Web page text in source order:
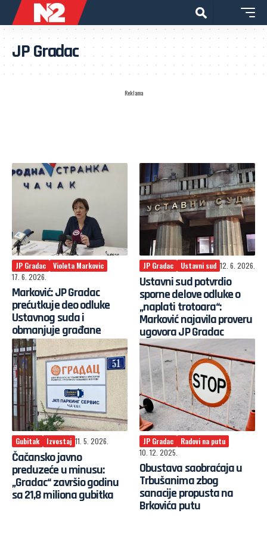
JP Gradac
Reklama
JP Gradac
Violeta Markovic
17. 6. 2026.
Marković: JP Gradac
prećutkuje deo odluke
Ustavnog suda i
obmanjuje građane
JP Gradac Ustavni sud 12. 6. 2026.
Ustavni sud potvrdio
sporne delove odluke o
„naplati trotoara“:
Marković najavila proveru
ugovora JP Gradac
Gubitak Izvestaj 11. 5. 2026.
Čačansko javno
preduzeće u minusu:
„Gradac“ završio godinu
sa 21,8 miliona gubitka
JP Gradac
Radovi na putu
10. 12. 2025.
Obustava saobraćaja u
Trbušanima zbog
sanacije propusta na
Brkovića putu